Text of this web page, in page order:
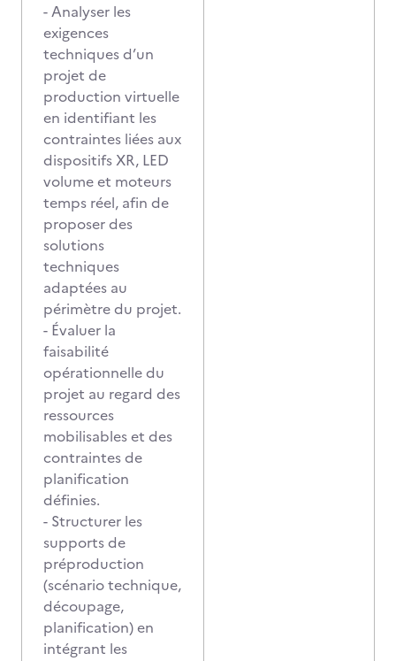
- Analyser les
exigences
techniques d’un
projet de
production virtuelle
en identifiant les
contraintes liées aux
dispositifs XR, LED
volume et moteurs
temps réel, afin de
proposer des
solutions
techniques
adaptées au
périmètre du projet.
- Évaluer la
faisabilité
opérationnelle du
projet au regard des
ressources
mobilisables et des
contraintes de
planification
définies.
- Structurer les
supports de
préproduction
(scénario technique,
découpage,
planification) en
intégrant les